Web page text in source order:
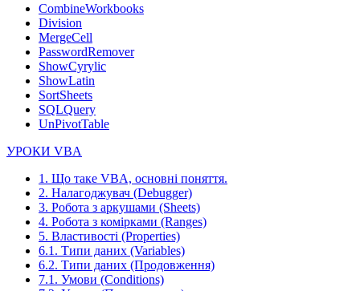
CombineWorkbooks
Division
MergeCell
PasswordRemover
ShowCyrylic
ShowLatin
SortSheets
SQLQuery
UnPivotTable
УРОКИ VBA
1. Що таке VBA, основні поняття.
2. Налагоджувач (Debugger)
3. Робота з аркушами (Sheets)
4. Робота з комірками (Ranges)
5. Властивості (Properties)
6.1. Типи даних (Variables)
6.2. Типи даних (Продовження)
7.1. Умови (Conditions)